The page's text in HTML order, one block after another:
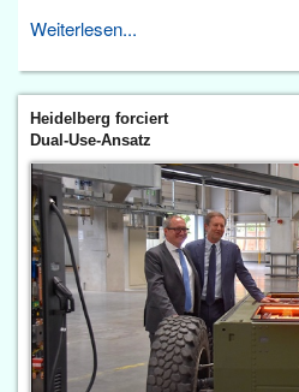
Weiterlesen...
Heidelberg forciert
Dual-Use-Ansatz